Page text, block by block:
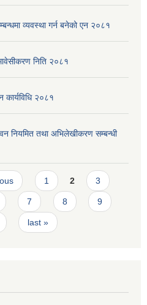
व्यवस्था गर्न बनेको एन २०८१
निति २०८१
कार्यविधि २०८१
भवन नियमित तथा अभिलेखीकरण सम्बन्धी
1 2 3
7 8 9
last »